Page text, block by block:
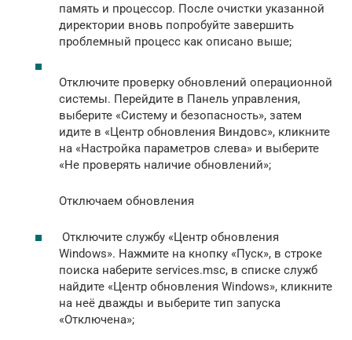
память и процессор. После очистки указанной
директории вновь попробуйте завершить
проблемный процесс как описано выше;
Отключите проверку обновлений операционной
системы. Перейдите в Панель управления,
выберите «Систему и безопасность», затем
идите в «Центр обновления Виндовс», кликните
на «Настройка параметров слева» и выберите
«Не проверять наличие обновлений»;
Отключаем обновления
Отключите службу «Центр обновления
Windows». Нажмите на кнопку «Пуск», в строке
поиска наберите services.msc, в списке служб
найдите «Центр обновления Windows», кликните
на неё дважды и выберите тип запуска
«Отключена»;